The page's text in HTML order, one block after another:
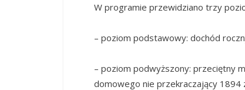
W programie przewidziano trzy
– poziom podstawowy: dochód
– poziom podwyższony: przeciętny
domowego nie przekraczający